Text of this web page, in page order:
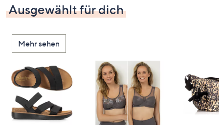
Ausgewählt für dich
Mehr sehen